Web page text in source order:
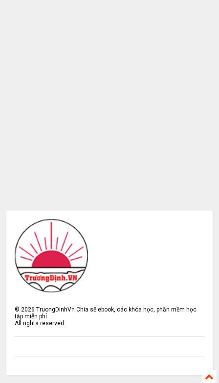
©2026 TruongDinhVn Chia sẽ ebook, các khóa học, phần mềm học
tập miễn phí
All rights reserved.